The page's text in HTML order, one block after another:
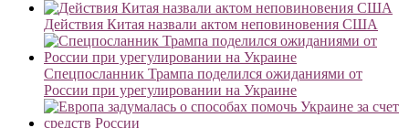
Действия Китая назвали актом неповиновения США
Спецпосланник Трампа поделился ожиданиями от
России при урегулировании на Украине